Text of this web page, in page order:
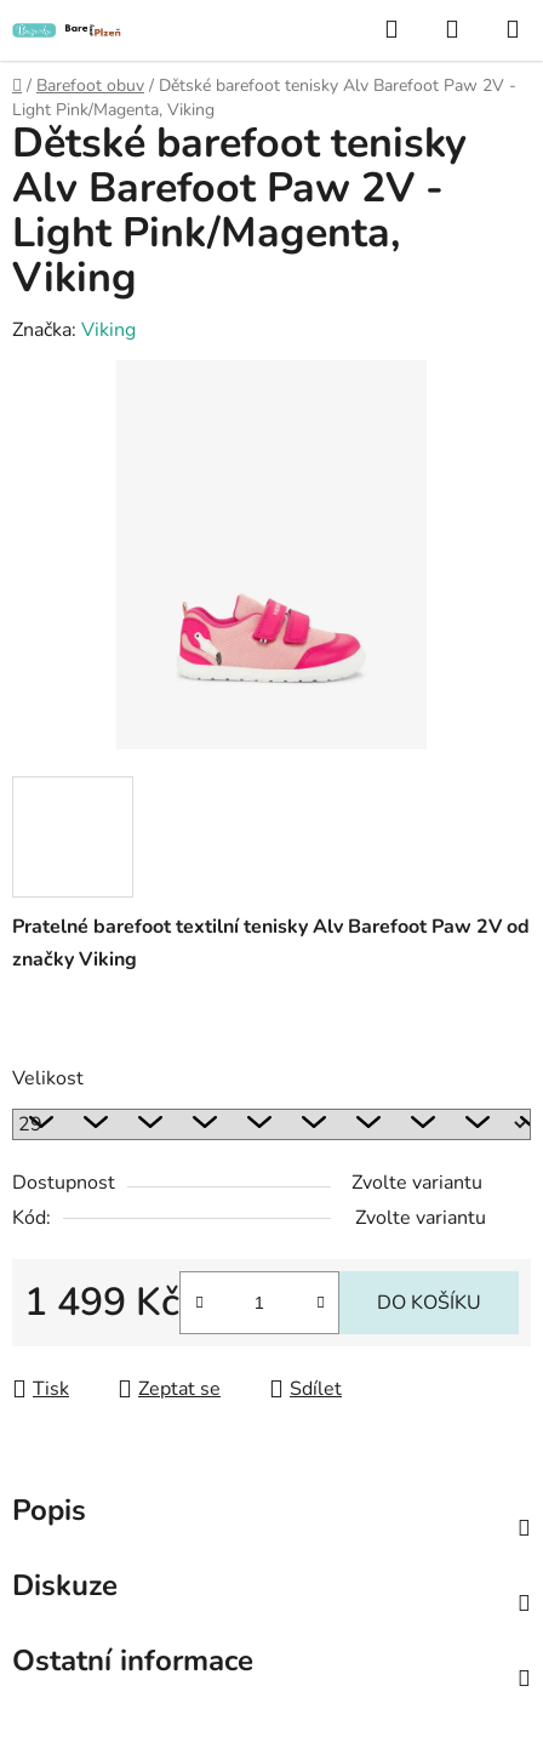
na
obsah
Hledat
KOŠÍK
Domů
/ Barefoot obuv / Dětské barefoot tenisky Alv Barefoot Paw 2V -
Light Pink/Magenta, Viking
Pratelné barefoot textilní tenisky Alv Barefoot Paw 2V od
značky Viking
Velikost
Dostupnost
Zvolte variantu
Kód:
Zvolte variantu
1 499 Kč DO KOŠÍKU
Tisk Zeptat se Sdílet
Dětské barefoot tenisky
Alv Barefoot Paw 2V -
Light Pink/Magenta,
Viking
Značka: Viking
Popis
Diskuze
Ostatní informace